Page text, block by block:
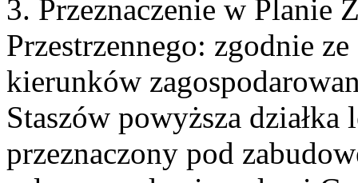
3. Przeznaczenie w Planie
Przestrzennego: zgodnie
kierunków
Staszów powyższa
przeznaczony pod